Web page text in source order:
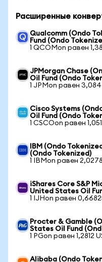
Расширенные
Qualcomm (Ondo
Fund (Ondo
1 QCOMon равен
JPMorgan Chase
Oil Fund (Ondo
1 JPMon равен
Cisco Systems
Oil Fund (Ondo
1 CSCOon равен
IBM (Ondo
(Ondo Tokenized)
1 IBMon равен
iShares Core S&P
United States Oil
1 IJHon равен
Procter & Gamble
States Oil Fund
1 PGon равен 1,2812
Alibaba (Ondo